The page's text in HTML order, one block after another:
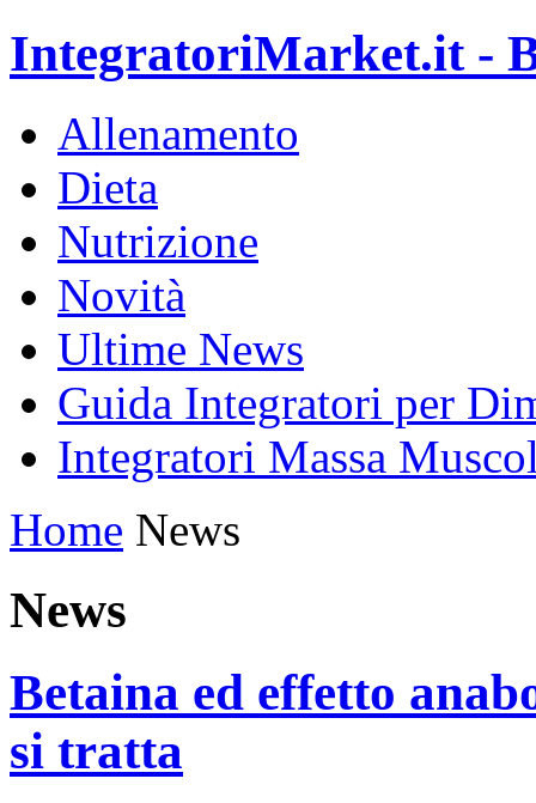
IntegratoriMarket.it -
Allenamento
Dieta
Nutrizione
Novità
Ultime News
Guida Integratori per
Integratori Massa
Home News
News
Betaina ed effetto
si tratta